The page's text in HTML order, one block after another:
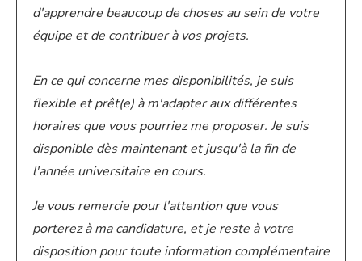
d'apprendre beaucoup de choses au sein de votre
équipe et de contribuer à vos projets.
En ce qui concerne mes disponibilités, je suis
flexible et prêt(e) à m'adapter aux différentes
horaires que vous pourriez me proposer. Je suis
disponible dès maintenant et jusqu'à la fin de
l'année universitaire en cours.
Je vous remercie pour l'attention que vous
porterez à ma candidature, et je reste à votre
disposition pour toute information complémentaire